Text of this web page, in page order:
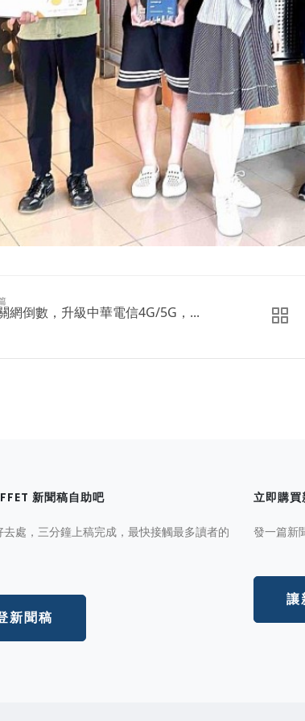
網倒數，升級中華電信4G/5G，...
新聞稿自助吧
去處，三分鐘上稿完成，最快接觸最多讀者的
新聞稿
立即購
發一篇新
讓